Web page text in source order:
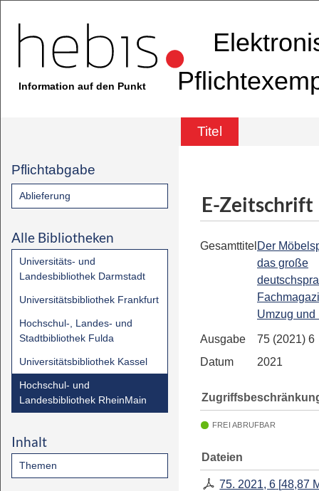
Information auf den Punkt
Titel
Pflichtabgabe
Ablieferung
Alle Bibliotheken
Universitäts- und
Landesbibliothek Darmstadt
Universitätsbibliothek Frankfurt
Hochschul-, Landes- und
Stadtbibliothek Fulda
Universitätsbibliothek Kassel
Hochschul- und
Landesbibliothek RheinMain
Inhalt
Themen
E-Zeitschrift
Gesamttitel Der
das große
Umzug und
Ausgabe
75 (2021) 6
Datum
2021
FREI ABRUFBAR
Dateien
75. 2021, 6 [48,87